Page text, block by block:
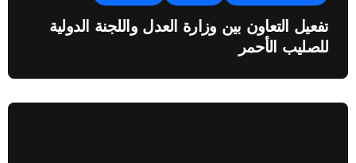
تفعيل التعاون بين وزارة العدل واللجنة الدولية
للصليب الأحمر